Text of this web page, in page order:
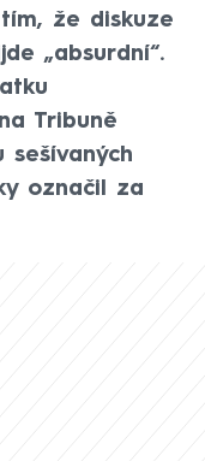
že diskuze
„absurdní“.
Tribuně
sešívaných
označil za